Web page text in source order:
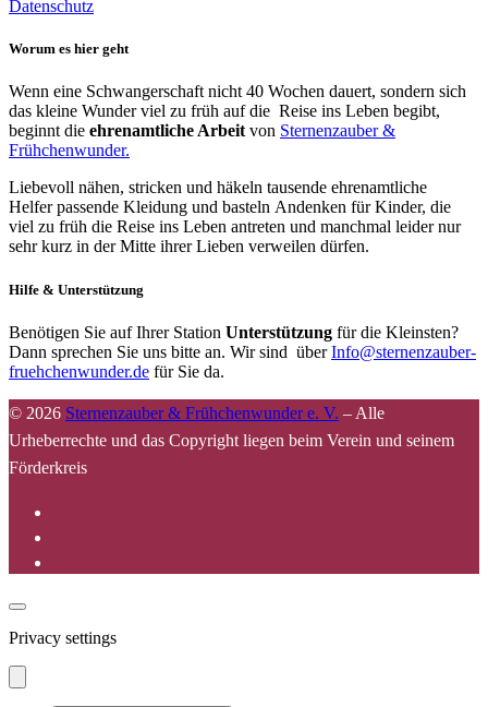
Datenschutz
Worum es hier geht
Wenn eine Schwangerschaft nicht 40 Wochen dauert, sondern sich
das kleine Wunder viel zu früh auf die Reise ins Leben begibt,
beginnt die ehrenamtliche Arbeit von Sternenzauber &
Frühchenwunder.
Liebevoll nähen, stricken und häkeln tausende ehrenamtliche
Helfer passende Kleidung und basteln Andenken für Kinder, die
viel zu früh die Reise ins Leben antreten und manchmal leider nur
sehr kurz in der Mitte ihrer Lieben verweilen dürfen.
Hilfe & Unterstützung
Benötigen Sie auf Ihrer Station Unterstützung für die Kleinsten?
Dann sprechen Sie uns bitte an. Wir sind überInfo@sternenzauber-
fruehchenwunder.de für Sie da.
© 2026 Sternenzauber & Frühchenwunder e. V. – Alle
Urheberrechte und das Copyright liegen beim Verein und seinem
Förderkreis
Privacy settings